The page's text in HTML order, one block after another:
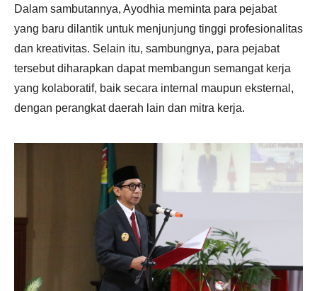
Dalam sambutannya, Ayodhia meminta para pejabat
yang baru dilantik untuk menjunjung tinggi profesionalitas
dan kreativitas. Selain itu, sambungnya, para pejabat
tersebut diharapkan dapat membangun semangat kerja
yang kolaboratif, baik secara internal maupun eksternal,
dengan perangkat daerah lain dan mitra kerja.